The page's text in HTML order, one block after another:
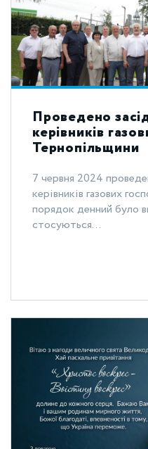
Проведено
керівників
Тернопільщини
7 червня 2024
керівників газових
порядок денний було
стосуються...